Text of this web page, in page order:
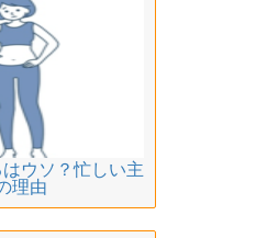
ウソ？忙しい主
理由